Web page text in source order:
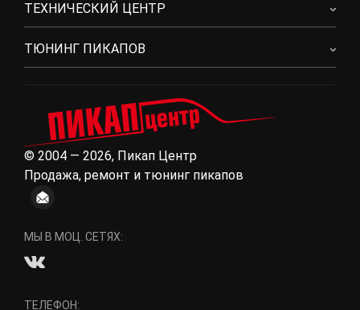
ТЕХНИЧЕСКИЙ ЦЕНТР
ТЮНИНГ ПИКАПОВ
© 2004 — 2026, Пикап Центр
Продажа, ремонт и тюнинг пикапов
МЫ В МОЦ. СЕТЯХ:
ТЕЛЕФОН: